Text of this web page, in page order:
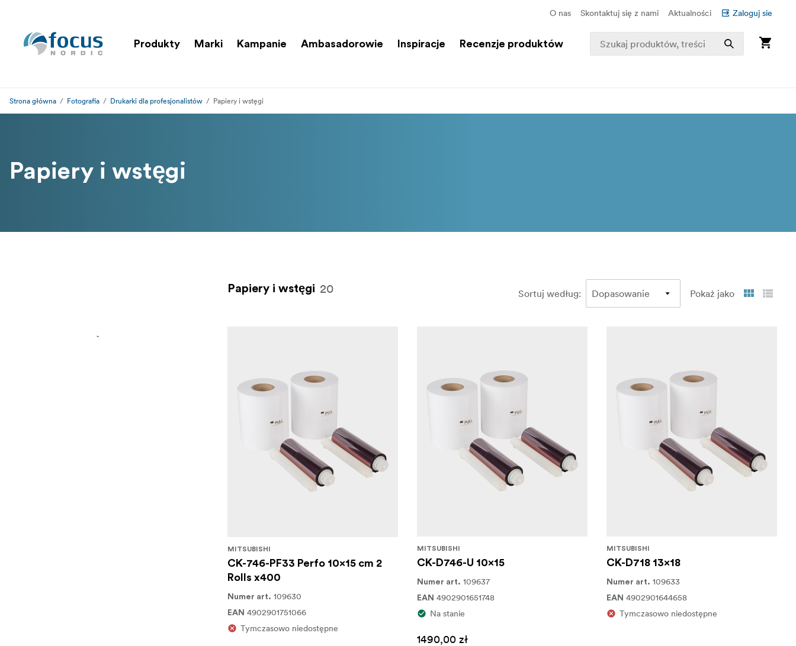
O nas Skontaktuj się z nami Aktualności Zaloguj sie
Produkty Marki Kampanie Ambasadorowie Inspiracje Recenzje produktów
Strona główna Fotografia Drukarki dla profesjonalistów Papiery i wstęgi
Papiery i wstęgi
Papiery i wstęgi 20 Sortuj według: Pokaż jako
MITSUBISHI
CK-746-PF33 Perfo 10x15 cm 2
Rolls x400
Numer art. 109630
EAN 4902901751066
Tymczasowo niedostępne
MITSUBISHI
CK-D746-U 10x15
Numer art. 109637
EAN 4902901651748
Na stanie
1490,00 zł
MITSUBISHI
CK-D718 13x18
Numer art. 109633
EAN 4902901644658
Tymczasowo niedostępne